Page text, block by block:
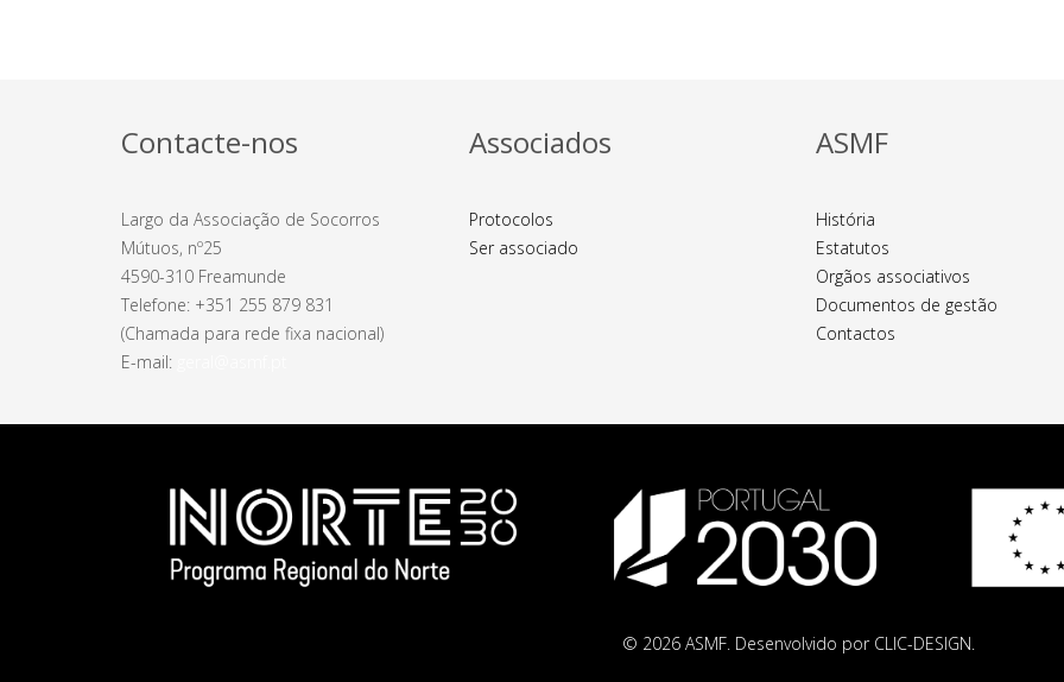
Contacte-nos
Largo da Associação de Socorros
Mútuos, nº25
4590-310 Freamunde
Telefone: +351 255 879 831
(Chamada para rede fixa nacional)
E-mail:
Associados
Protocolos
Ser associado
ASMF
História
Estatutos
Orgãos associativos
Documentos de gestão
Contactos
© 2026 ASMF. Desenvolvido por CLIC-DESIGN.